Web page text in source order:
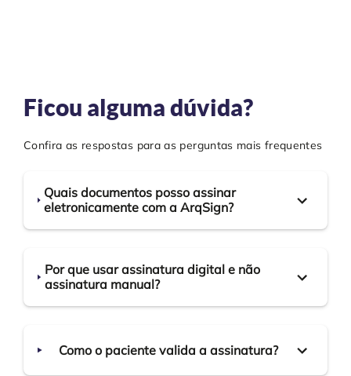
Ficou alguma dúvida?
Confira as respostas para as perguntas mais frequentes
Quais documentos posso assinar
eletronicamente com a ArqSign?
Por que usar assinatura digital e não
assinatura manual?
Como o paciente valida a assinatura?